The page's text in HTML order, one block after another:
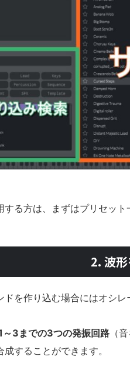
する方は、まずはプリセッ
2. 波
ドを作り込む場合にはオシレ
～3までの3つの発振回路 （
することができます。